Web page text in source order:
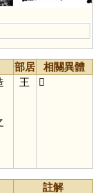
部居
相關異體
王 𠙻
註解